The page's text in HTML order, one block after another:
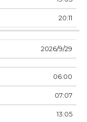
20:11
29‏‏/9‏‏/2026
06:00
07:07
13:05